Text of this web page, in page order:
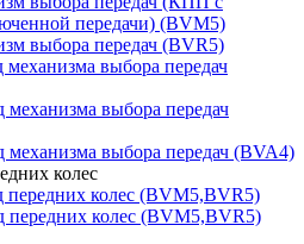
передачи) (BVM5)
выбора передач (BVR5)
выбора передач
механизма выбора передач
механизма выбора передач (BVA4)
колес
передних колес (BVM5,BVR5)
передних колес (BVM5,BVR5)